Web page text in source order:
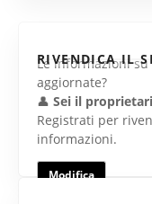
RIVENDICA IL
Le informazioni
aggiornate?
👤 Sei il
Registrati per
informazioni.
Modifica